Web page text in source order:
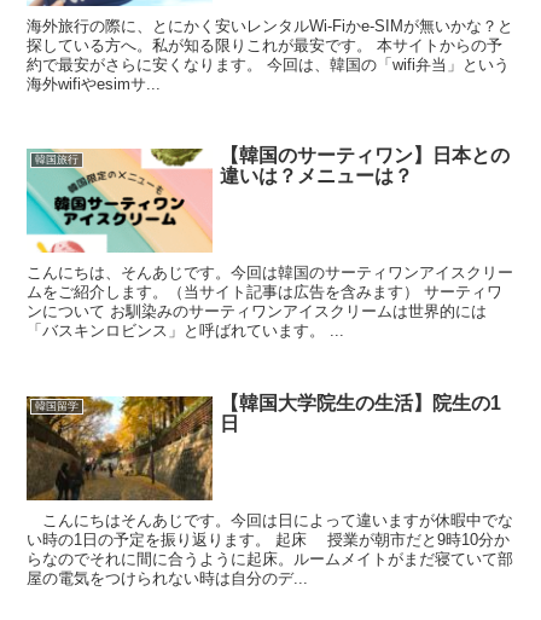
海外旅行の際に、とにかく安いレンタルWi-Fiかe-SIMが無いかな？と
探している方へ。私が知る限りこれが最安です。 本サイトからの予
約で最安がさらに安くなります。 今回は、韓国の「wifi弁当」という
海外wifiやesimサ...
韓国旅行
【韓国のサーティワン】日本との
違いは？メニューは？
こんにちは、そんあじです。今回は韓国のサーティワンアイスクリー
ムをご紹介します。（当サイト記事は広告を含みます） サーティワ
ンについて お馴染みのサーティワンアイスクリームは世界的には
「バスキンロビンス」と呼ばれています。 ...
韓国留学
【韓国大学院生の生活】院生の1
日
こんにちはそんあじです。今回は日によって違いますが休暇中でな
い時の1日の予定を振り返ります。 起床 授業が朝市だと9時10分か
らなのでそれに間に合うように起床。ルームメイトがまだ寝ていて部
屋の電気をつけられない時は自分のデ...